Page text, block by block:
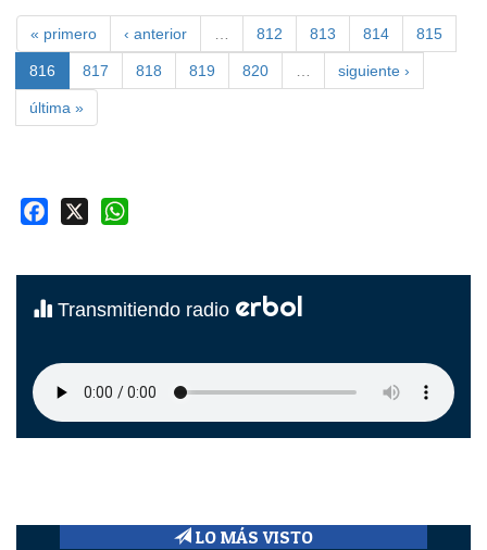
« primero ‹ anterior 812 813 814 815
816 817 818 819 820 siguiente ›
última »
Facebook
Transmitiendo radio erbol
LO MÁS VISTO